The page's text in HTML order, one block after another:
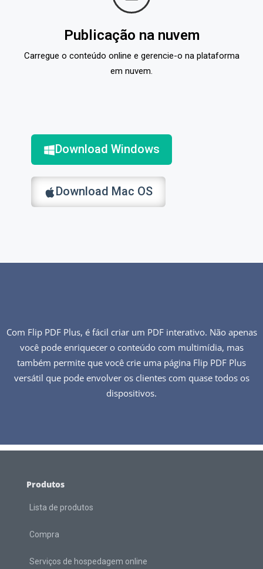
Publicação na nuvem
Carregue o conteúdo online e gerencie-o na plataforma
em nuvem.
Download Windows
Download Mac OS
Com Flip PDF Plus, é fácil criar um PDF interativo. Não apenas
você pode enriquecer o conteúdo com multimídia, mas
também permite que você crie uma página Flip PDF Plus
versátil que pode envolver os clientes com quase todos os
dispositivos.
Produtos
Lista de produtos
Compra
Serviços de hospedagem online